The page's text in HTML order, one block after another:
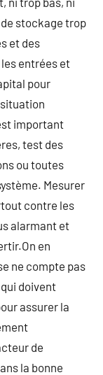
stockage trop
et des
entrées et
pour
important
test des
ou toutes
Mesurer
contre les
alarmant et
en
ne compte pas
doivent
assurer la
de
la bonne